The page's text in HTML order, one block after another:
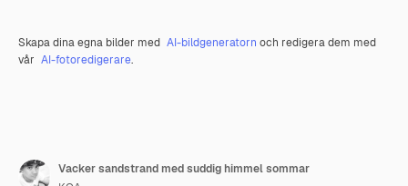
Skapa dina egna bilder med AI-bildgeneratorn och redigera dem med
vår AI-fotoredigerare.
Vacker sandstrand med suddig himmel sommar